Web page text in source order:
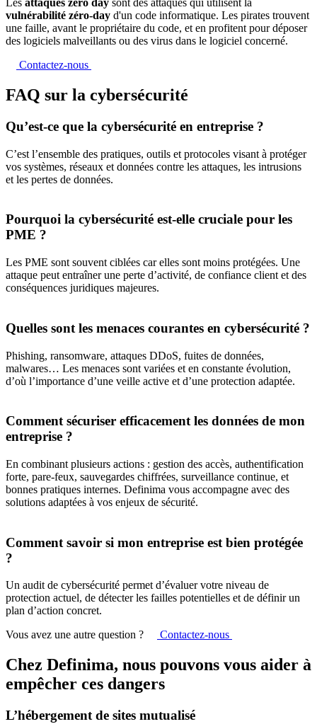
Les attaques zéro day sont des attaques qui utilisent la
vulnérabilité zéro-day d'un code informatique. Les pirates trouvent
une faille, avant le propriétaire du code, et en profitent pour déposer
des logiciels malveillants ou des virus dans le logiciel concerné.
Contactez-nous
FAQ sur la cybersécurité
Qu’est-ce que la cybersécurité en entreprise ?
C’est l’ensemble des pratiques, outils et protocoles visant à protéger
vos systèmes, réseaux et données contre les attaques, les intrusions
et les pertes de données.
Pourquoi la cybersécurité est-elle cruciale pour les
PME ?
Les PME sont souvent ciblées car elles sont moins protégées. Une
attaque peut entraîner une perte d’activité, de confiance client et des
conséquences juridiques majeures.
Quelles sont les menaces courantes en cybersécurité ?
Phishing, ransomware, attaques DDoS, fuites de données,
malwares… Les menaces sont variées et en constante évolution,
d’où l’importance d’une veille active et d’une protection adaptée.
Comment sécuriser efficacement les données de mon
entreprise ?
En combinant plusieurs actions : gestion des accès, authentification
forte, pare-feux, sauvegardes chiffrées, surveillance continue, et
bonnes pratiques internes. Definima vous accompagne avec des
solutions adaptées à vos enjeux de sécurité.
Comment savoir si mon entreprise est bien protégée
?
Un audit de cybersécurité permet d’évaluer votre niveau de
protection actuel, de détecter les failles potentielles et de définir un
plan d’action concret.
Vous avez une autre question ?
Contactez-nous
Chez Definima, nous pouvons vous aider à
empêcher ces dangers
L’hébergement de sites mutualisé